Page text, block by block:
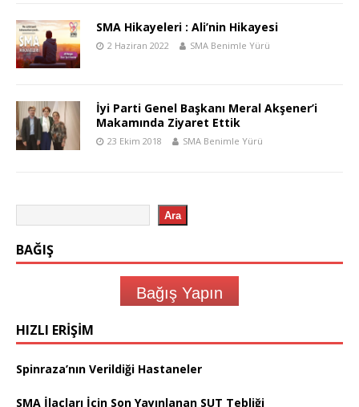
SMA Hikayeleri : Ali’nin Hikayesi
2 Haziran 2022 SMA Benimle Yürü
İyi Parti Genel Başkanı Meral Akşener’i
Makamında Ziyaret Ettik
23 Ekim 2018 SMA Benimle Yürü
Ara
BAĞIŞ
Bağış Yapın
HIZLI ERIŞIM
Spinraza’nın Verildiği Hastaneler
SMA İlaçları İçin Son Yayınlanan SUT Tebliği